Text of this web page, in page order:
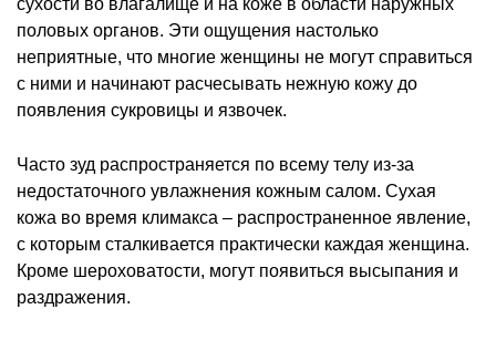
половых органов. Эти ощущения настолько
неприятные, что многие женщины не могут справиться
с ними и начинают расчесывать нежную кожу до
появления сукровицы и язвочек.
Часто зуд распространяется по всему телу из-за
недостаточного увлажнения кожным салом. Сухая
кожа во время климакса – распространенное явление,
с которым сталкивается практически каждая женщина.
Кроме шероховатости, могут появиться высыпания и
раздражения.